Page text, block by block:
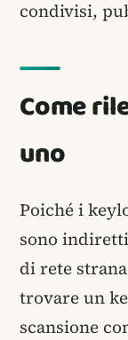
condivisi,
Come
uno
Poiché i
sono
di rete
trovare un
scansione